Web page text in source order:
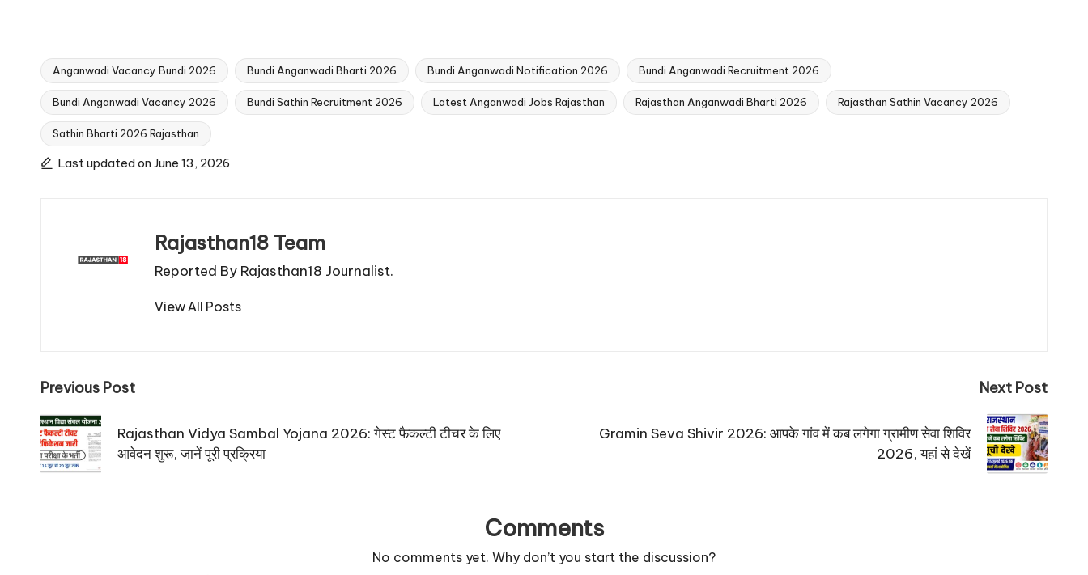
Tags:
Anganwadi Vacancy Bundi 2026 Bundi Anganwadi Bharti 2026 Bundi Anganwadi Notification 2026 Bundi Anganwadi Recruitment 2026
Bundi Anganwadi Vacancy 2026 Bundi Sathin Recruitment 2026 Latest Anganwadi Jobs Rajasthan Rajasthan Anganwadi Bharti 2026 Rajasthan Sathin Vacancy 2026
Sathin Bharti 2026 Rajasthan
Last updated on June 13, 2026
Rajasthan18 Team
Reported By Rajasthan18 Journalist.
View All Posts
Post
navigation
Previous Post
Rajasthan Vidya Sambal Yojana 2026: गेस्ट फैकल्टी टीचर के लिए
आवेदन शुरू, जानें पूरी प्रक्रिया
Next Post
Gramin Seva Shivir 2026: आपके गांव में कब लगेगा ग्रामीण सेवा शिविर
2026, यहां से देखें
Comments
No comments yet. Why don’t you start the discussion?